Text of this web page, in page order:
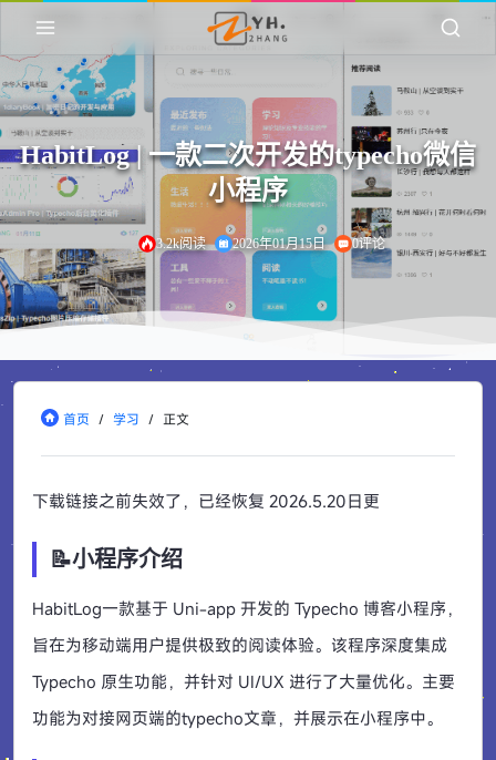
HabitLog | 一款二次开发的typecho微信
小程序
3.2k阅读 2026年01月15日 0评论
首页 / 学习 / 正文
下载链接之前失效了，已经恢复 2026.5.20日更
📝小程序介绍
HabitLog一款基于 Uni-app 开发的 Typecho 博客小程序，
旨在为移动端用户提供极致的阅读体验。该程序深度集成
Typecho 原生功能，并针对 UI/UX 进行了大量优化。主要
功能为对接网页端的typecho文章，并展示在小程序中。